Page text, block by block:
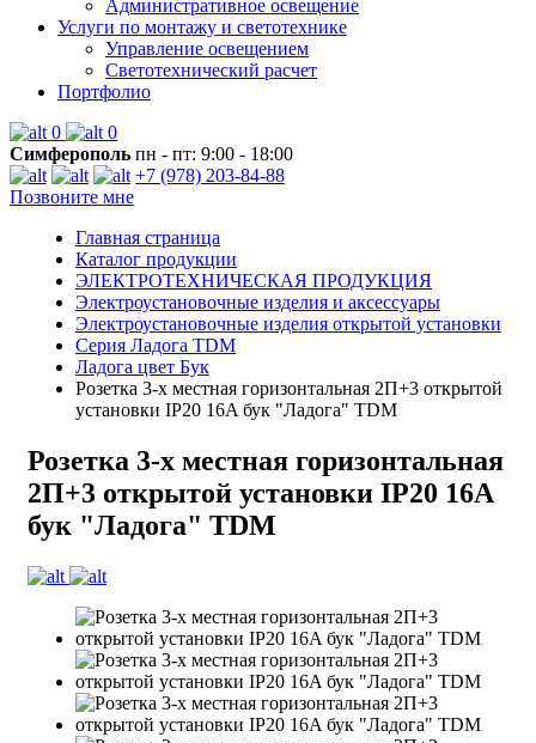
Административное освещение
Услуги по монтажу и светотехнике
Управление освещением
Светотехнический расчет
Портфолио
0
0
Симферополь пн - пт: 9:00 - 18:00
+7 (978) 203-84-88
Позвоните мне
Главная страница
Каталог продукции
ЭЛЕКТРОТЕХНИЧЕСКАЯ ПРОДУКЦИЯ
Электроустановочные изделия и аксессуары
Электроустановочные изделия открытой установки
Серия Ладога TDM
Ладога цвет Бук
Розетка 3-х местная горизонтальная 2П+3 открытой
установки IP20 16A бук "Ладога" TDM
Розетка 3-х местная горизонтальная
2П+3 открытой установки IP20 16A
бук "Ладога" TDM